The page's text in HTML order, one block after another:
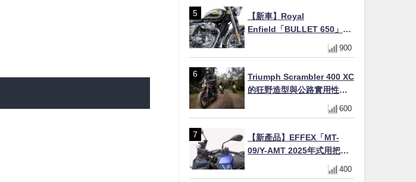
【新車】Royal
Enfield「BULLET 650」8
月27日日本發售（98萬日圓
～）！648cc空冷並列雙缸×
色
900
Triumph Scrambler 400 XC
的狂野造型與公路實用性的
600
【新產品】EFFEX「MT-
09/Y-AMT 2025年式用把手
Easy Fit Bar Plus」！高
7mm後移16mm直上×三色×
400